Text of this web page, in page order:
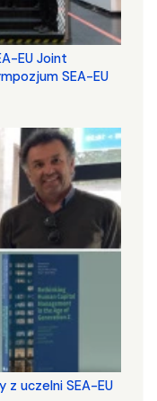
EU Joint
SEA-EU
z uczelni SEA-EU